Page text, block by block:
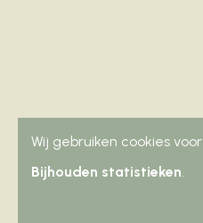
Wij gebruiken cookies
Bijhouden statistieken.